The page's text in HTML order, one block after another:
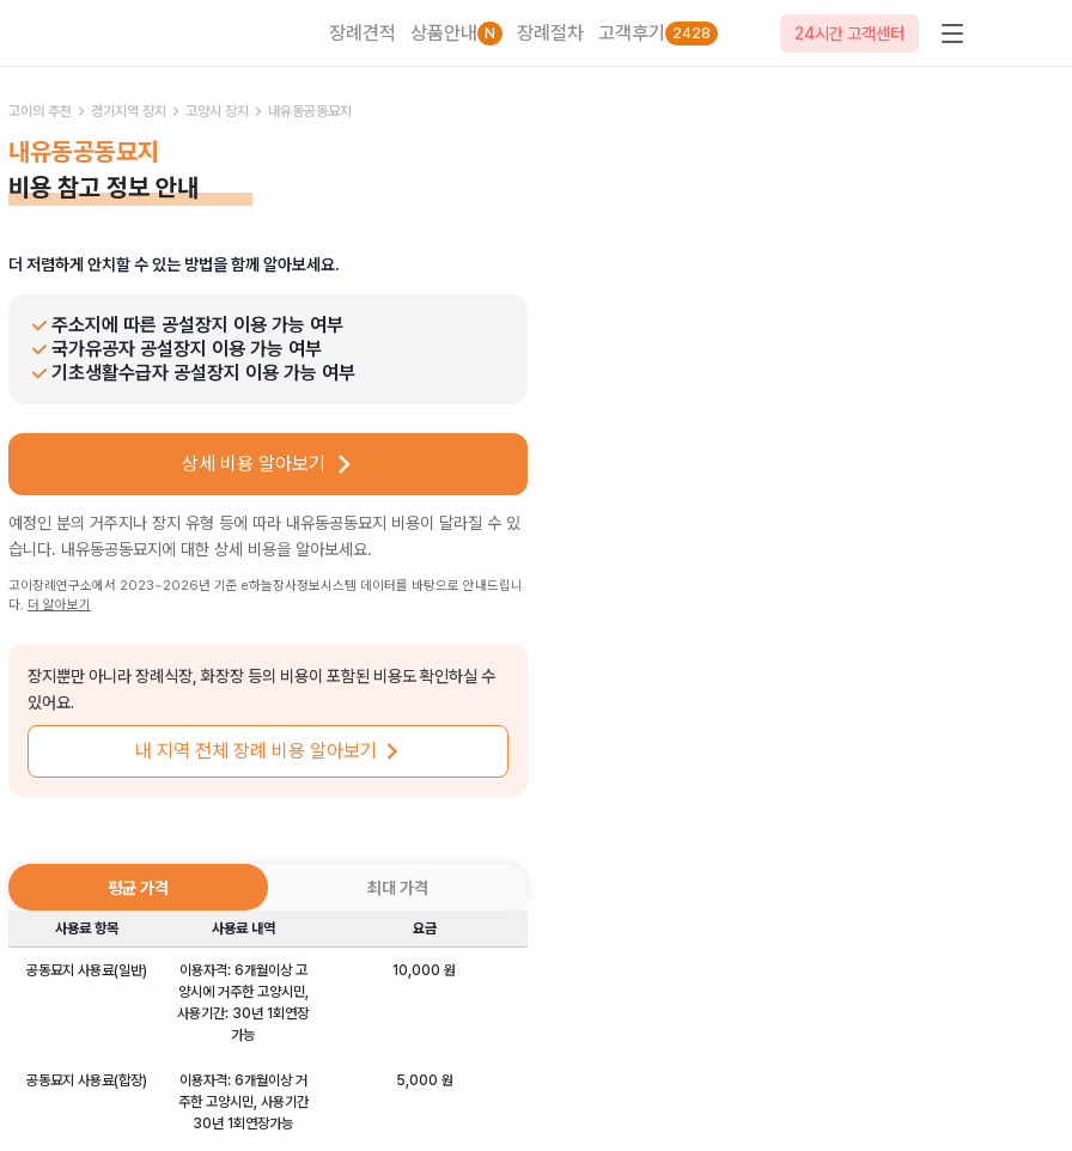
장례견적 상품안내 N 장례절차 고객후기 2428 24시간 고객센터
고이의 추천 경기 지역 장지 고양시 장지 내유동공동묘지
내유동공동묘지
비용 참고 정보 안내
더 저렴하게 안치할 수 있는 방법을 함께 알아보세요.
주소지에 따른 공설장지 이용 가능 여부
국가유공자 공설장지 이용 가능 여부
기초생활수급자 공설장지 이용 가능 여부
상세 비용 알아보기
예정인 분의 거주지나 장지 유형 등에 따라 내유동공동묘지 비용이 달라질 수 있
습니다. 내유동공동묘지 에 대한 상세 비용을 알아보세요.
고이장례연구소에서 2023~2026년 기준 e하늘장사정보시스템 데이터를 바탕으로 안내드립니
다. 더 알아보기
장지뿐만 아니라 장례식장, 화장장 등의 비용이 포함된 비용도 확인하실 수
있어요.
내 지역 전체 장례 비용 알아보기
평균 가격 최대 가격
사용료 항목 사용료 내역 요금
공동묘지 사용료(일반)
이용자격: 6개월이상 고
양시에 거주한 고양시민,
사용기간: 30년 1회연장
가능
10,000 원
공동묘지 사용료(합장)
이용자격: 6개월이상 거
주한 고양시민, 사용기간
30년 1회연장가능
5,000 원